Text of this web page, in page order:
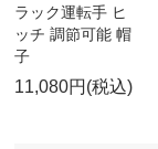
ラック運転手 ヒ
ッチ 調節可能 帽
子
11,080円(税込)